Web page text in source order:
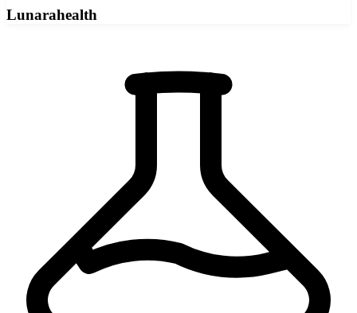
Lunarahealth